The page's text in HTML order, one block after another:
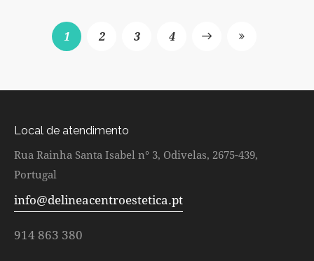
1 2 3 4
Next Last
Local de atendimento
Rua Rainha Santa Isabel n° 3, Odivelas, 2675-439,
Portugal
info@delineacentroestetica.pt
914 863 380